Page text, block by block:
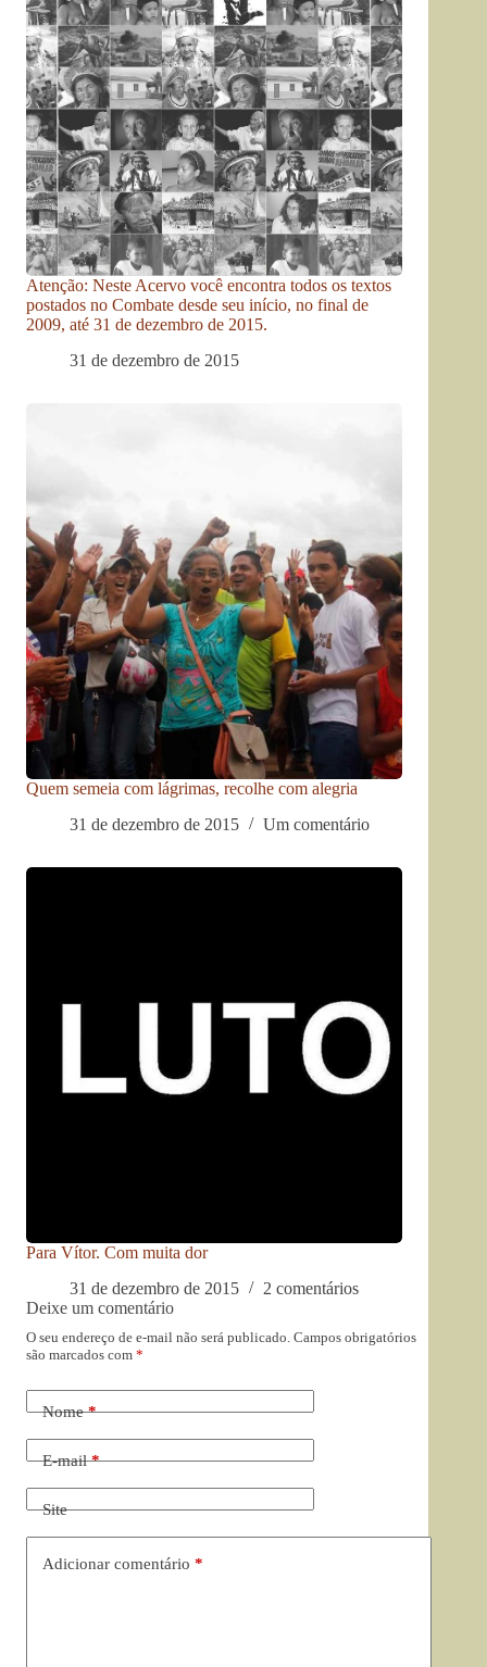
Atenção: Neste Acervo você encontra todos os textos
postados no Combate desde seu início, no final de
2009, até 31 de dezembro de 2015.
31 de dezembro de 2015
Quem semeia com lágrimas, recolhe com alegria
31 de dezembro de 2015
Um comentário
Para Vítor. Com muita dor
31 de dezembro de 2015
2 comentários
Deixe um comentário
O seu endereço de e-mail não será publicado. Campos obrigatórios
são marcados com *
Nome*
E-mail*
Site
Adicionar comentário *